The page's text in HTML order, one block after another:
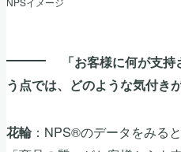
「お客様に何が支
う点では、どのような気付き
花輪：NPS®のデータをみる